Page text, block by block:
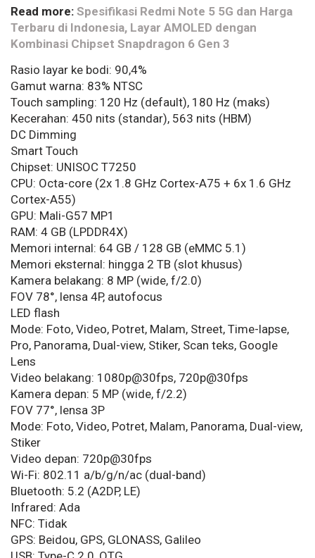
Read more: Spesifikasi Redmi Note 5 5G dan Harga
Terbaru di Indonesia, Layar AMOLED dengan
Kombinasi Chipset Snapdragon 6 Gen 3
Rasio layar ke bodi: 90,4%
Gamut warna: 83% NTSC
Touch sampling: 120 Hz (default), 180 Hz (maks)
Kecerahan: 450 nits (standar), 563 nits (HBM)
DC Dimming
Smart Touch
Chipset: UNISOC T7250
CPU: Octa-core (2x 1.8 GHz Cortex-A75 + 6x 1.6 GHz
Cortex-A55)
GPU: Mali-G57 MP1
RAM: 4 GB (LPDDR4X)
Memori internal: 64 GB / 128 GB (eMMC 5.1)
Memori eksternal: hingga 2 TB (slot khusus)
Kamera belakang: 8 MP (wide, f/2.0)
FOV 78°, lensa 4P, autofocus
LED flash
Mode: Foto, Video, Potret, Malam, Street, Time-lapse,
Pro, Panorama, Dual-view, Stiker, Scan teks, Google
Lens
Video belakang: 1080p@30fps, 720p@30fps
Kamera depan: 5 MP (wide, f/2.2)
FOV 77°, lensa 3P
Mode: Foto, Video, Potret, Malam, Panorama, Dual-view,
Stiker
Video depan: 720p@30fps
Wi-Fi: 802.11 a/b/g/n/ac (dual-band)
Bluetooth: 5.2 (A2DP, LE)
Infrared: Ada
NFC: Tidak
GPS: Beidou, GPS, GLONASS, Galileo